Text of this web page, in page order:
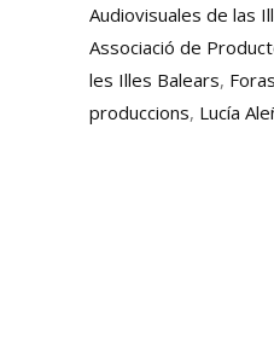
Audiovisuales de las
Associació de
les Illes Balears,
produccions, Lucía